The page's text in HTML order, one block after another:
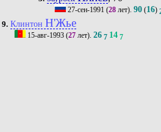
27-сен-1991 (28 лет).90 (16)
9. Клинтон Н'Жье
15-авг-1993(27лет). 26 7 14 7